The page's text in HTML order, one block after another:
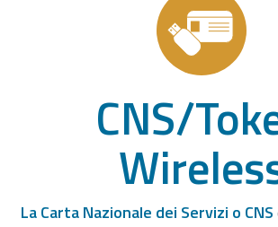
CNS/
La Carta Nazionale dei Servizi o CNS